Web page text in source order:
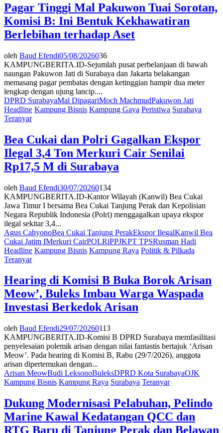
Pagar Tinggi Mal Pakuwon Tuai Sorotan,
Komisi B: Ini Bentuk Kekhawatiran
Berlebihan terhadap Aset
oleh Baud Efendi05/08/2026036
KAMPUNGBERITA.ID-Sejumlah pusat perbelanjaan di bawah
naungan Pakuwon Jati di Surabaya dan Jakarta belakangan
memasang pagar pembatas dengan ketinggian hampir dua meter
lengkap dengan ujung lancip....
DPRD SurabayaMal DipagariMoch MachmudPakuwon Jati
Headline Kampung Bisnis Kampung Gaya Peristiwa Surabaya
Teranyar
Bea Cukai dan Polri Gagalkan Ekspor
Ilegal 3,4 Ton Merkuri Cair Senilai
Rp17,5 M di Surabaya
oleh Baud Efendi30/07/20260134
KAMPUNGBERITA.ID-Kantor Wilayah (Kanwil) Bea Cukai
Jawa Timur I bersama Bea Cukai Tanjung Perak dan Kepolisian
Negara Republik Indonesia (Polri) menggagalkan upaya ekspor
ilegal sekitar 3,4...
Agus CahyonoBea Cukai Tanjung PerakEkspor IlegalKanwil Bea
Cukai Jatim IMerkuri CairPOLRiPPJKPT TPSRusman Hadi
Headline Kampung Bisnis Kampung Raya Politik & Pilkada
Teranyar
Hearing di Komisi B Buka Borok Arisan
Meow’, Buleks Imbau Warga Waspada
Investasi Berkedok Arisan
oleh Baud Efendi29/07/20260113
KAMPUNGBERITA.ID-Komisi B DPRD Surabaya memfasilitasi
penyelesaian polemik arisan dengan nilai fantastis bertajuk ‘Arisan
Meow’. Pada hearing di Komisi B, Rabu (29/7/2026), anggota
arisan dipertemukan dengan...
Arisan MeowBudi LeksonoBuleksDPRD Kota SurabayaOJK
Kampung Bisnis Kampung Raya Surabaya Teranyar
Dukung Modernisasi Pelabuhan, Pelindo
Marine Kawal Kedatangan QCC dan
RTG Baru di Tanjung Perak dan Belawan